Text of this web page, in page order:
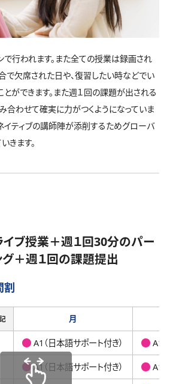
で行われます。また全ての授業は録画され
で欠席された日や、復習したい時などでい
とができます。また週１回の課題が出される
合わせて確実に力がつくようになっていま
イティブの講師陣が添削するためグローバ
きます。
ブ授業＋週１回30分のパー
＋週１回の課題提出
割
月
A1（日本語サポート付き） A1
A1（日本語サポート付き） A1